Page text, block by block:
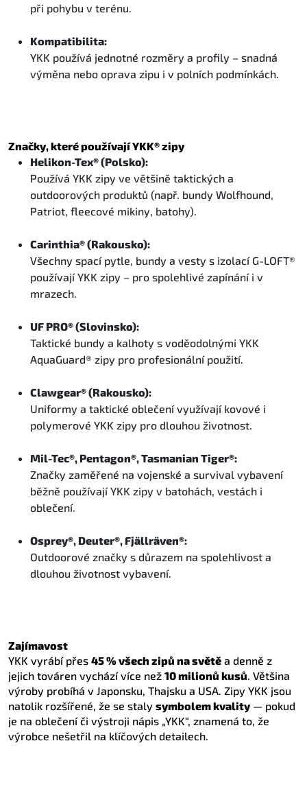
při pohybu v terénu.
Kompatibilita:
YKK používá jednotné rozměry a profily – snadná
výměna nebo oprava zipu i v polních podmínkách.
Značky, které používají YKK® zipy
Helikon-Tex® (Polsko):
Používá YKK zipy ve většině taktických a
outdoorových produktů (např. bundy Wolfhound,
Patriot, fleecové mikiny, batohy).
Carinthia® (Rakousko):
Všechny spací pytle, bundy a vesty s izolací G-LOFT®
používají YKK zipy – pro spolehlivé zapínání i v
mrazech.
UF PRO® (Slovinsko):
Taktické bundy a kalhoty s voděodolnými YKK
AquaGuard® zipy pro profesionální použití.
Clawgear® (Rakousko):
Uniformy a taktické oblečení využívají kovové i
polymerové YKK zipy pro dlouhou životnost.
Mil-Tec®, Pentagon®, Tasmanian Tiger®:
Značky zaměřené na vojenské a survival vybavení
běžně používají YKK zipy v batohách, vestách i
oblečení.
Osprey®, Deuter®, Fjällräven®:
Outdoorové značky s důrazem na spolehlivost a
dlouhou životnost vybavení.
Zajímavost
YKK vyrábí přes 45 % všech zipů na světě a denně z
jejich továren vychází více než 10 milionů kusů. Většina
výroby probíhá v Japonsku, Thajsku a USA. Zipy YKK jsou
natolik rozšířené, že se staly symbolem kvality— pokud
je na oblečení či výstroji nápis „YKK“, znamená to, že
výrobce nešetřil na klíčových detailech.